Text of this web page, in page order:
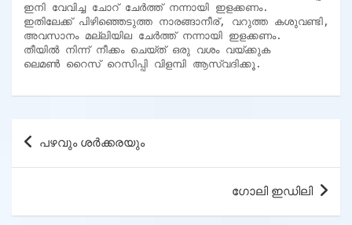
ഇനി വേവിച്ച ചോറ് ചേർത്ത് നന്നായി ഇളക്കണം.
ഇതിലേക്ക് പിഴിഞ്ഞെടുത്ത നാരങ്ങാനീര്, വറുത്ത കശുവണ്ടി,
അവസാനം മല്ലിയില ചേർത്ത് നന്നായി ഇളക്കണം.
തീയിൽ നിന്ന് നീക്കം ചെയ്ത് ഒരു വശം വയ്ക്കുക
ലെമൺ റൈസ് റെസിപ്പി വിളമ്പി ആസ്വദിക്കൂ.
Post
navigation
പഴവും ശർക്കരയും
ഗോലി ഇഡിലി